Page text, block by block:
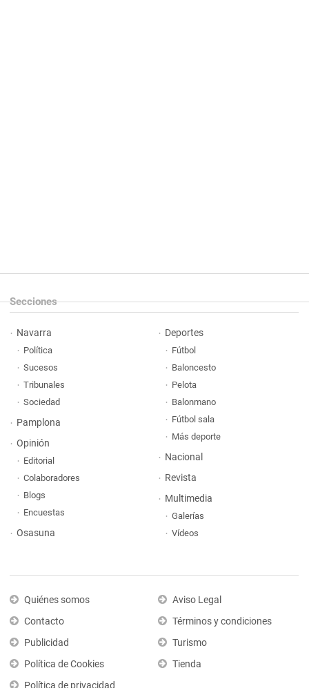
Secciones
Navarra
Política
Sucesos
Tribunales
Sociedad
Pamplona
Opinión
Editorial
Colaboradores
Blogs
Encuestas
Osasuna
Deportes
Fútbol
Baloncesto
Pelota
Balonmano
Fútbol sala
Más deporte
Nacional
Revista
Multimedia
Galerías
Vídeos
Quiénes somos
Contacto
Publicidad
Política de Cookies
Aviso Legal
Términos y condiciones
Turismo
Tienda